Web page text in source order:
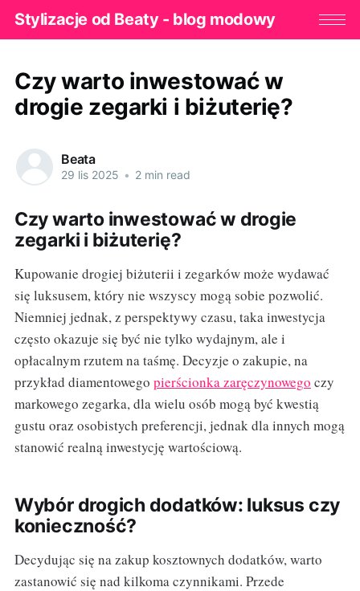
Stylizacje od Beaty - blog modowy
Czy warto inwestować w
drogie zegarki i biżuterię?
Beata
29 lis 2025 • 2 min read
Czy warto inwestować w drogie
zegarki i biżuterię?
Kupowanie drogiej biżuterii i zegarków może wydawać
się luksusem, który nie wszyscy mogą sobie pozwolić.
Niemniej jednak, z perspektywy czasu, taka inwestycja
często okazuje się być nie tylko wydajnym, ale i
opłacalnym rzutem na taśmę. Decyzje o zakupie, na
przykład diamentowego pierścionka zaręczynowego czy
markowego zegarka, dla wielu osób mogą być kwestią
gustu oraz osobistych preferencji, jednak dla innych mogą
stanowić realną inwestycję wartościową.
Wybór drogich dodatków: luksus czy
konieczność?
Decydując się na zakup kosztownych dodatków, warto
zastanowić się nad kilkoma czynnikami. Przede